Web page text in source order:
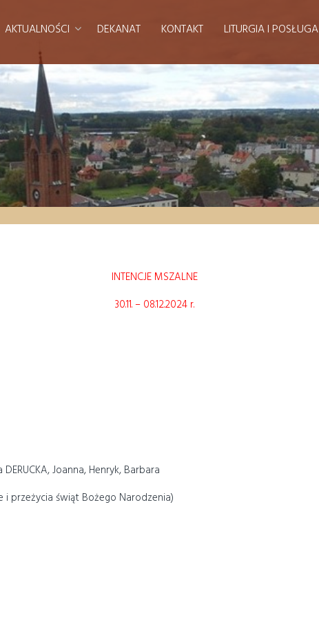
AKTUALNOŚCI DEKANAT KONTAKT LITURGIA I POSŁUGA
INTENCJE MSZALNE
30.11. – 08.12.2024 r.
Joanna, Henryk, Barbara
przeżycia świąt Bożego Narodzenia)